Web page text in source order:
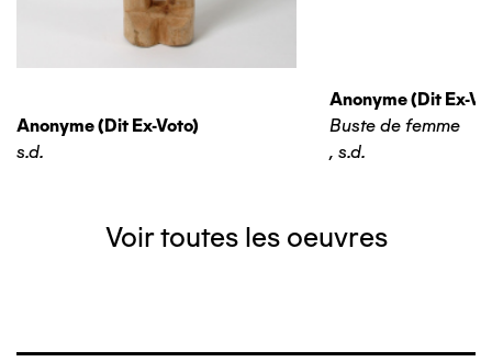
Anonyme (dit Ex-Voto)
s.d.
Anonyme (dit Ex-
Buste de femme
, s.d.
Voir toutes les oeuvres